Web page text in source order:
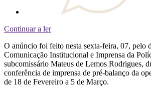
Continuar a ler
O anúncio foi feito nesta sexta-feira, 07, pelo
Comunicação Institucional e Imprensa da
subcomissário Mateus de Lemos Rodrigues,
conferência de imprensa de pré-balanço da
de 18 de Fevereiro a 5 de Março.